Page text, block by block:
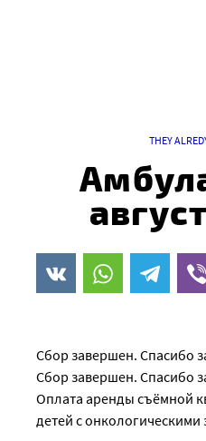
THEY
Сбор завершен. Спасибо
Сбор завершен. Спасибо
Оплата аренды съёмной
детей с